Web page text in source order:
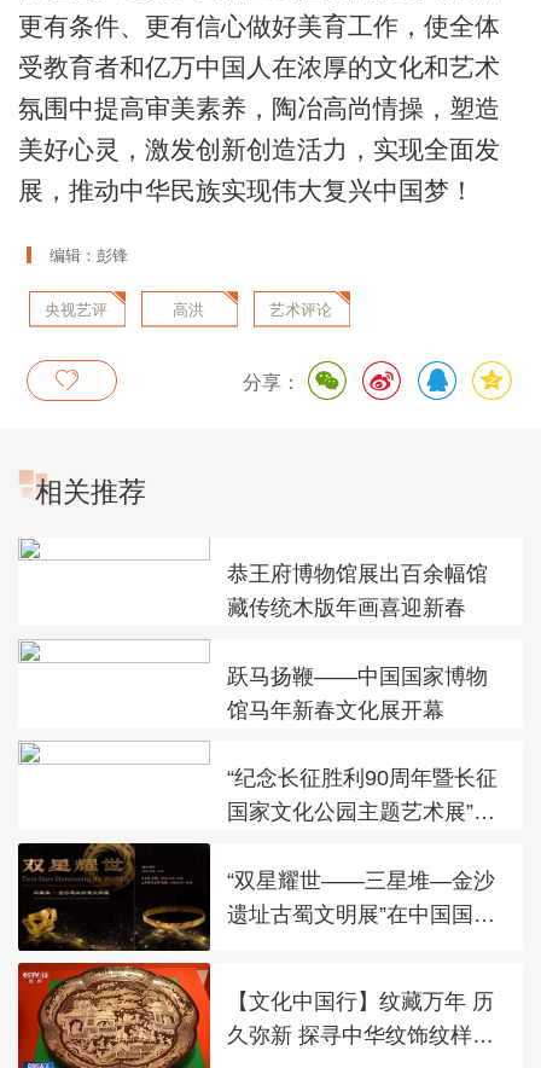
更有条件、更有信心做好美育工作，使全体
受教育者和亿万中国人在浓厚的文化和艺术
氛围中提高审美素养，陶冶高尚情操，塑造
美好心灵，激发创新创造活力，实现全面发
展，推动中华民族实现伟大复兴中国梦！
编辑：彭锋
央视艺评 高洪 艺术评论
分享：
相关推荐
恭王府博物馆展出百余幅馆
藏传统木版年画喜迎新春
跃马扬鞭——中国国家博物
馆马年新春文化展开幕
“纪念长征胜利90周年暨长征
国家文化公园主题艺术展”在
“双星耀世——三星堆—金沙
遗址古蜀文明展”在中国国家
【文化中国行】纹藏万年 历
久弥新 探寻中华纹饰纹样之